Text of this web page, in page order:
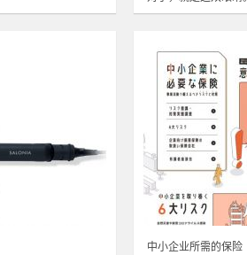
中小企业所需的保险